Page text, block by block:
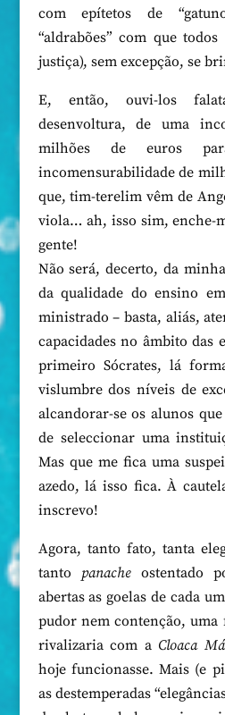
com epítetos de
“aldrabões” com que
justiça), sem excepção, se
E, então, ouvi-los
desenvoltura, de uma
milhões de euros
incomensurabilidade de
que, tim-terelim vêm de
viola… ah, isso sim, enche-
gente!
Não será, decerto, da
da qualidade do ensino
ministrado – basta, aliás,
capacidades no âmbito das
primeiro Sócrates, lá
vislumbre dos níveis de
alcandorar-se os alunos
de seleccionar uma
Mas que me fica uma
azedo, lá isso fica. À
inscrevo!
Agora, tanto fato, tanta
tanto panacheostentado
abertas as goelas de cada
pudor nem contenção, uma
rivalizaria com a Cloaca
hoje funcionasse. Mais (e
as destemperadas